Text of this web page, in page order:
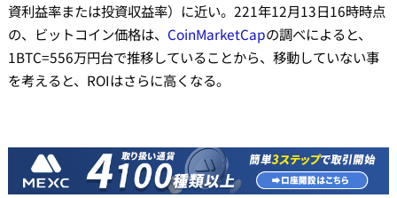
資利益率または投資収益率）に近い。221年12月13日16時時点
の、ビットコイン価格は、 CoinMarketCapの調べによると、
1BTC=556万円台で推移していることから、移動していない事
を考えると、ROIはさらに高くなる。